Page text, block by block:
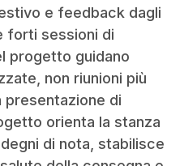
e feedback dagli
forti sessioni di
progetto guidano
non riunioni più
presentazione di
orienta la stanza
di nota, stabilisce